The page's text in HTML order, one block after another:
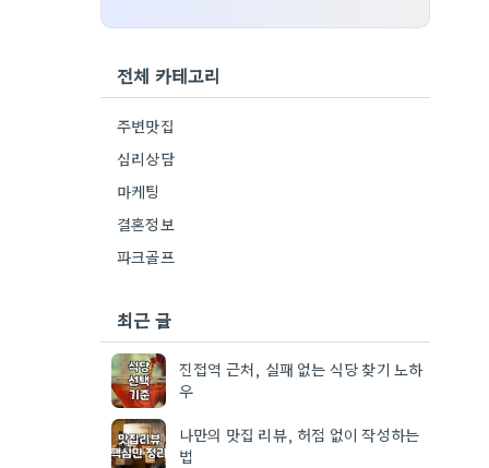
전체 카테고리
주변맛집
심리상담
마케팅
결혼정보
파크골프
최근 글
진접역 근처, 실패 없는 식당 찾기 노하
우
나만의 맛집 리뷰, 허점 없이 작성하는
법